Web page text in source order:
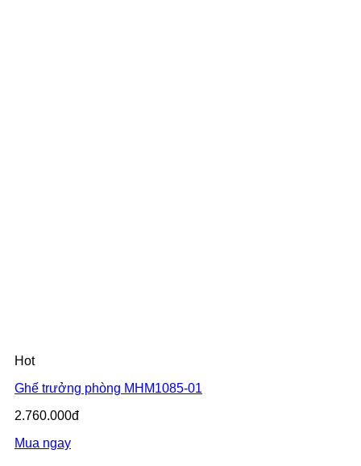
Hot
Ghế trưởng phòng MHM1085-01
2.760.000đ
Mua ngay